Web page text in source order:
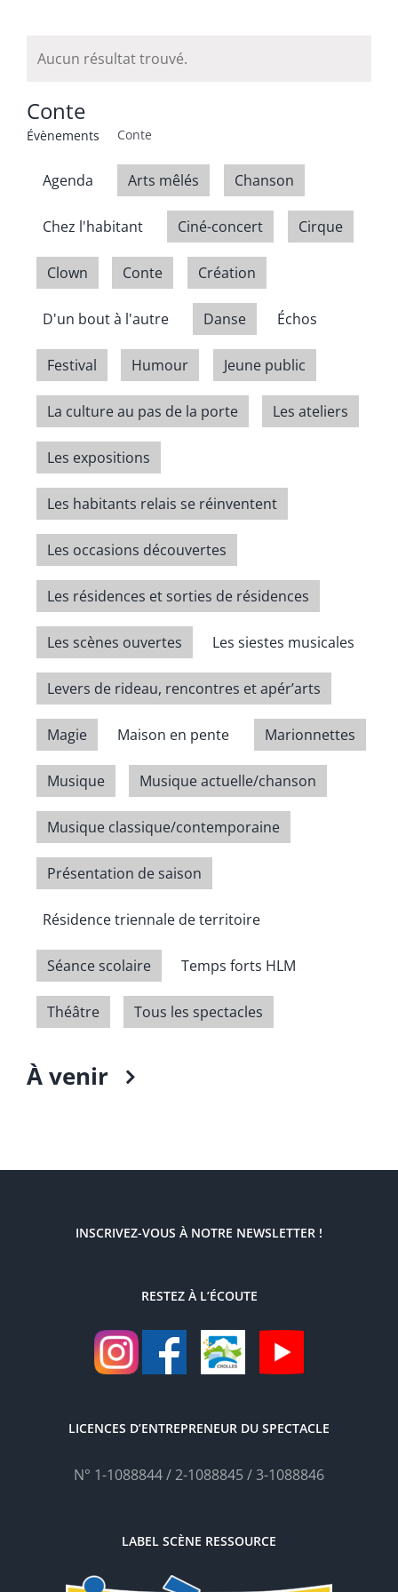
Aucun résultat trouvé.
Conte
Évènements Conte
Agenda Arts mêlés Chanson
Chez l'habitant Ciné-concert Cirque
Clown Conte Création
D'un bout à l'autre Danse Échos
Festival Humour Jeune public
La culture au pas de la porte Les ateliers
Les expositions
Les habitants relais se réinventent
Les occasions découvertes
Les résidences et sorties de résidences
Les scènes ouvertes Les siestes musicales
Levers de rideau, rencontres et apér’arts
Magie Maison en pente Marionnettes
Musique Musique actuelle/chanson
Musique classique/contemporaine
Présentation de saison
Résidence triennale de territoire
Séance scolaire Temps forts HLM
Théâtre Tous les spectacles
À venir
INSCRIVEZ-VOUS À NOTRE NEWSLETTER !
RESTEZ À L’ÉCOUTE
LICENCES D’ENTREPRENEUR DU SPECTACLE
N° 1-1088844 / 2-1088845 / 3-1088846
LABEL SCÈNE RESSOURCE